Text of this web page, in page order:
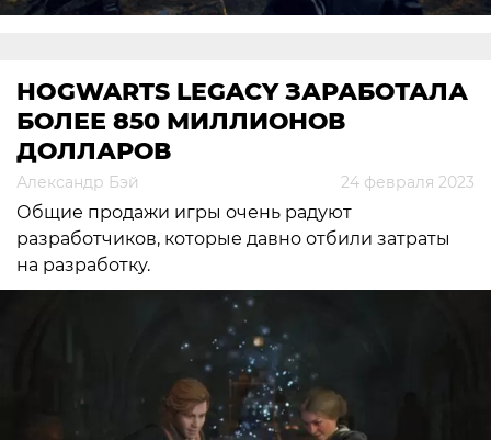
HOGWARTS LEGACY ЗАРАБОТАЛА
БОЛЕЕ 850 МИЛЛИОНОВ
ДОЛЛАРОВ
Александр Бэй 24 февраля 2023
Общие продажи игры очень радуют
разработчиков, которые давно отбили затраты
на разработку.